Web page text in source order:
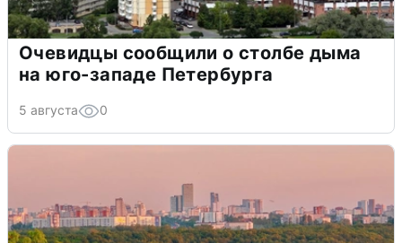
Очевидцы сообщили о столбе дыма
на юго-западе Петербурга
5 августа 0